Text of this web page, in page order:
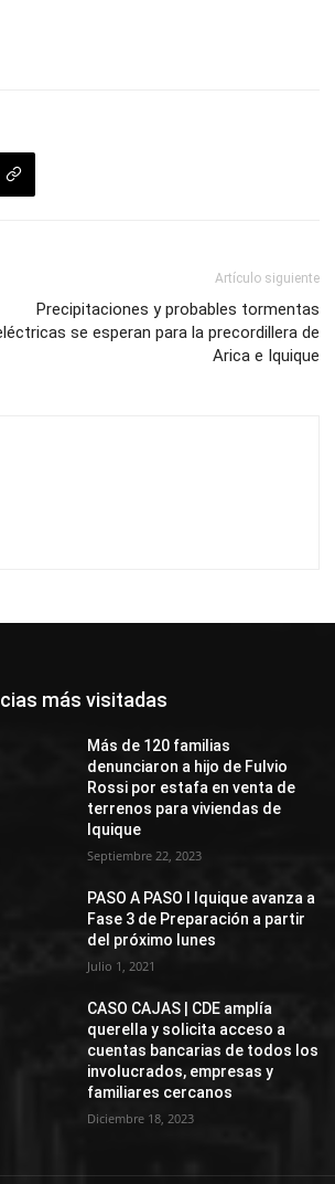
Artículo siguiente
Precipitaciones y probables tormentas
se esperan para la precordillera de
Arica e Iquique
más visitadas
Más de 120 familias
denunciaron a hijo de Fulvio
Rossi por estafa en venta de
terrenos para viviendas de
Iquique
Septiembre 22, 2023
PASO A PASO I Iquique avanza a
Fase 3 de Preparación a partir
del próximo lunes
Julio 1, 2021
CASO CAJAS | CDE amplía
querella y solicita acceso a
cuentas bancarias de todos los
involucrados, empresas y
familiares cercanos
Diciembre 18, 2023